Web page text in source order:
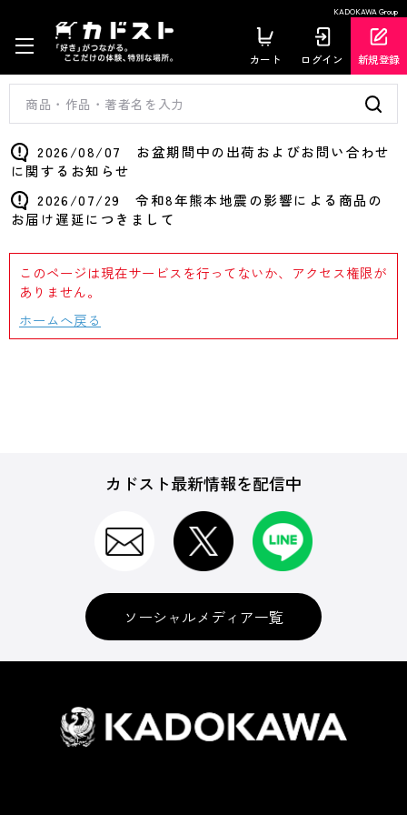
KADOKAWA Group
カート ログイン 新規登録
2026/08/07 お盆期間中の出荷およびお問い合わせ
に関するお知らせ
2026/07/29 令和8年熊本地震の影響による商品の
お届け遅延につきまして
このページは現在サービスを行ってないか、アクセス権限が
ありません。
ホームへ戻る
カドスト最新情報を配信中
ソーシャルメディア一覧